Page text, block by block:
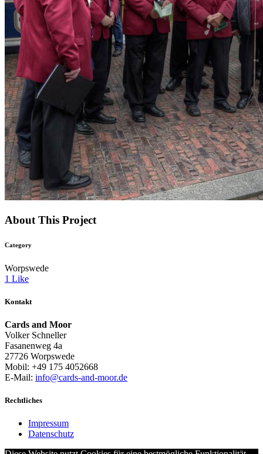
About This Project
Category
Worpswede
1 Like
Kontakt
Cards and Moor
Volker Schneller
Fasanenweg 4a
27726 Worpswede
Mobil: +49 175 4052668
E-Mail: info@cards-and-moor.de
Rechtliches
Impressum
Datenschutz